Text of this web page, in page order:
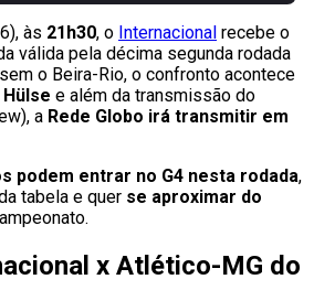
às 21h30, o Internacional recebe o
válida pela décima segunda rodada
o Beira-Rio, o confronto acontece
e além da transmissão do
a Rede Globo irá transmitir em
podem entrar no G4 nesta rodada,
tabela e quer se aproximar do
x Atlético-MG do